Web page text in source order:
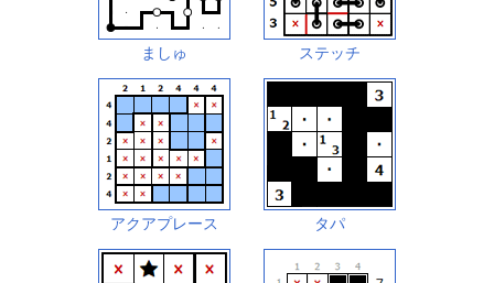
ましゅ ステッチ
アクアプレース タパ